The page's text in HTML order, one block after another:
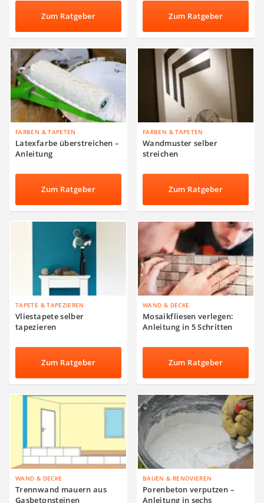
Zum Ratgeber Zum Ratgeber
FARBEN & TAPETEN
Latexfarbe überstreichen –
Anleitung
Zum Ratgeber
FARBEN & TAPETEN
Wandmuster selber
streichen
Zum Ratgeber
TAPETE & TAPEZIEREN
Vliestapete selber
tapezieren
Zum Ratgeber
WAND & DECKE
Mosaikfliesen verlegen:
Anleitung in 5 Schritten
Zum Ratgeber
WAND & DECKE
Trennwand mauern aus
Gasbetonsteinen
BAUEN & RENOVIEREN
Porenbeton verputzen –
Anleitung in sechs